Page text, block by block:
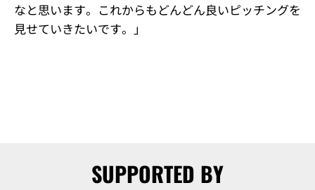
なと思います。これからもどんどん良いピッチングを
見せていきたいです。」
SUPPORTED BY